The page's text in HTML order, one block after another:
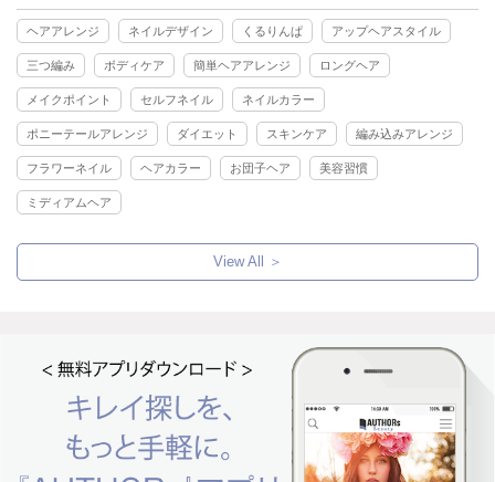
ヘアアレンジ ネイルデザイン くるりんぱ アップヘアスタイル
三つ編み ボディケア 簡単ヘアアレンジ ロングヘア
メイクポイント セルフネイル ネイルカラー
ポニーテールアレンジ ダイエット スキンケア 編み込みアレンジ
フラワーネイル ヘアカラー お団子ヘア 美容習慣
ミディアムヘア
View All ＞